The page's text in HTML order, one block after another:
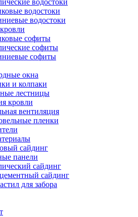
водостоки
водостоки
водостоки
софиты
софиты
софиты
окна
и колпаки
лестницы
кровли
вентиляция
пленки
сайдинг
панели
сайдинг
сайдинг
для забора